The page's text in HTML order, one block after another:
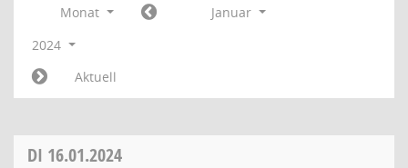
Monat
Januar
2024
Aktuell
DI 16.01.2024